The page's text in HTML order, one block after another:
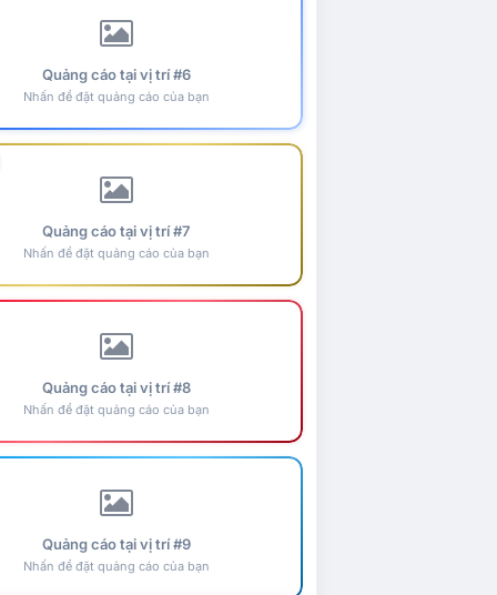
Quảng cáo tại vị trí #6
Nhấn để đặt quảng cáo của bạn
Quảng cáo tại vị trí #7
Nhấn để đặt quảng cáo của bạn
Quảng cáo tại vị trí #8
Nhấn để đặt quảng cáo của bạn
Quảng cáo tại vị trí #9
Nhấn để đặt quảng cáo của bạn